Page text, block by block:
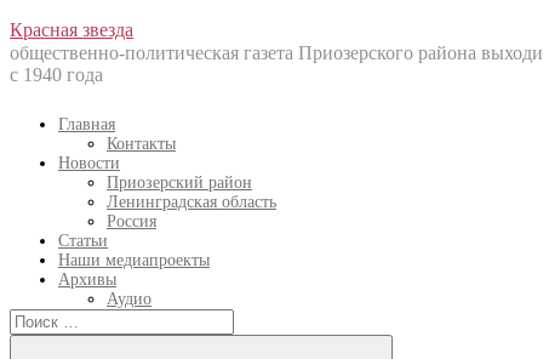
Перейти
к
содержанию
Красная звезда
общественно-политическая газета Приозерского района
с 1940 года
Главная
Контакты
Новости
Приозерский район
Ленинградская область
Россия
Статьи
Наши медиапроекты
Архивы
Аудио
Искать: